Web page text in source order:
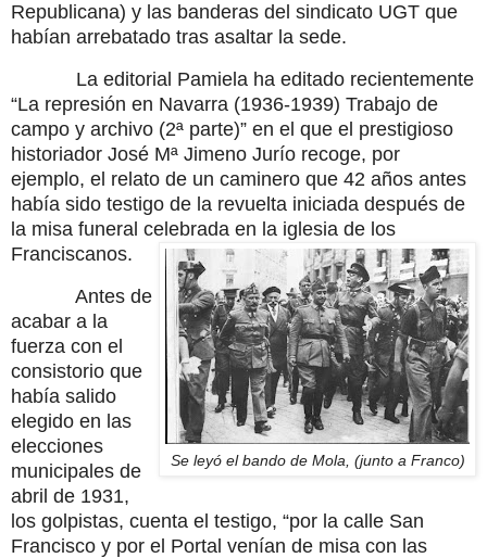
Republicana) y las banderas del sindicato UGT que
habían arrebatado tras asaltar la sede.
La editorial Pamiela ha editado recientemente
“La represión en Navarra (1936-1939) Trabajo de
campo y archivo (2ª parte)” en el que el prestigioso
historiador José Mª Jimeno Jurío recoge, por
ejemplo, el relato de un caminero que 42 años antes
había sido testigo de la revuelta iniciada después de
la misa funeral celebrada en la iglesia de los
Franciscanos.
Se leyó el bando de Mola, (junto a Franco)
Antes de
acabar a la
fuerza con el
consistorio que
había salido
elegido en las
elecciones
municipales de
abril de 1931,
los golpistas, cuenta el testigo, “por la calle San
Francisco y por el Portal venían de misa con las